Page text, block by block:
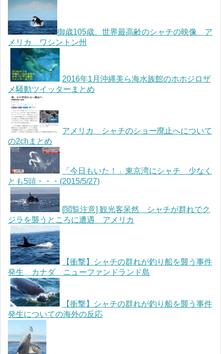
御歳105歳、世界最高齢のシャチの映像 ア
メリカ ワシントン州
2016年1月沖縄美ら海水族館のホホジロザ
メ騒動ツイッターまとめ
アメリカ シャチのショー廃止へについて
の2chまとめ
「今日もいた！」東京湾にシャチ 少なく
とも5頭・・・(2015/5/27)
[閲覧注意] 観光客呆然 シャチが群れでク
ジラを襲うところに遭遇 アメリカ
【衝撃】シャチの群れが釣り船を襲う事件
発生 カナダ ニューファンドランド島
【衝撃】シャチの群れが釣り船を襲う事件
発生についての海外の反応